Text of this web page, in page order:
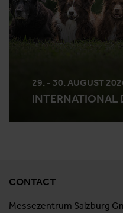
29. - 30. AUGUST
INTERNATIONAL
CONTACT
Messezentrum Salzburg